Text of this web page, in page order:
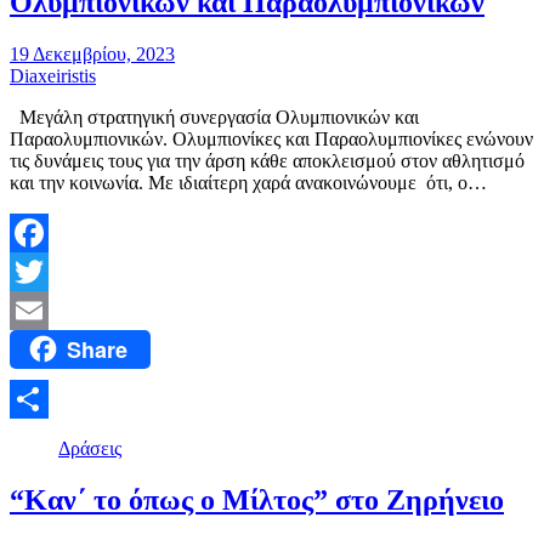
19 Δεκεμβρίου, 2023
Diaxeiristis
Μεγάλη στρατηγική συνεργασία Ολυμπιονικών και
Παραολυμπιονικών. Ολυμπιονίκες και Παραολυμπιονίκες ενώνουν
τις δυνάμεις τους για την άρση κάθε αποκλεισμού στον αθλητισμό
και την κοινωνία. Με ιδιαίτερη χαρά ανακοινώνουμε ότι, ο…
Facebook
Twitter
Email Share
Μοιραστείτε
Δράσεις
“Καν΄ το όπως ο Μίλτος” στο Ζηρήνειο